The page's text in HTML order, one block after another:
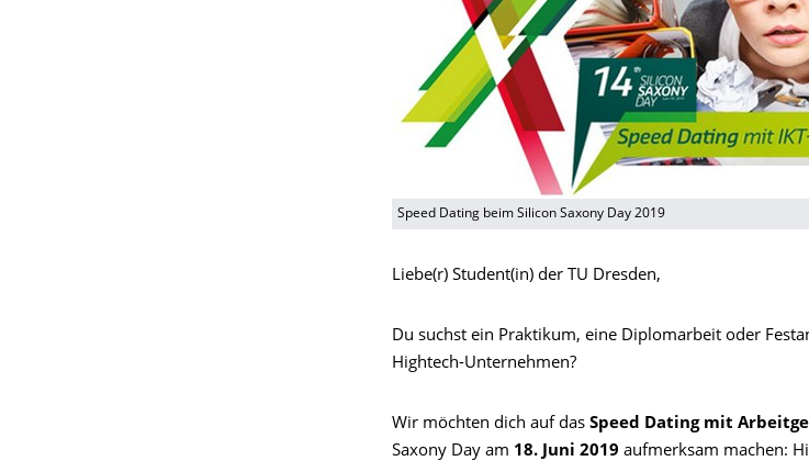
Speed Dating beim Silicon Saxony Day 2019
Liebe(r) Student(in) der TU Dresden,
Du suchst ein Praktikum, eine Diplomarbeit oder
Hightech-Unternehmen?
Wir möchten dich auf das Speed Dating mit
Saxony Day am 18. Juni 2019 aufmerksam machen: